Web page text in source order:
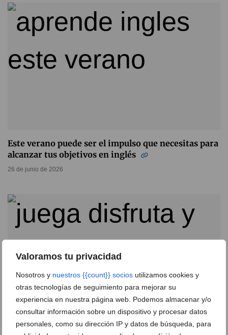
Valoramos tu privacidad
Nosotros y nuestros {{count}} socios utilizamos cookies y
otras tecnologías de seguimiento para mejorar su
experiencia en nuestra página web. Podemos almacenar y/o
consultar información sobre un dispositivo y procesar datos
personales, como su dirección IP y datos de búsqueda, para
Este verano puede ser el impulso que necesitas para
alcanzar tus objetivos en inglés
26 de junio de 2026